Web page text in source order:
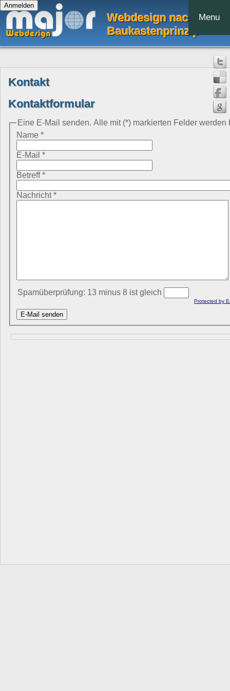
Webdesign nach dem
Baukastenprinzip
Menu
Kontakt
Kontaktformular
Eine E-Mail senden. Alle mit (*) markierten Felder werden
Name *
E-Mail *
Betreff*
Nachricht*
Spamüberprüfung: 13 minus 8 ist gleich
Protected by
E-Mail senden